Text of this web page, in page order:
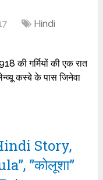
Hindi
की गर्मियों की एक रात
कस्बे के पास जिनेवा
Story,
”कोलूशा”